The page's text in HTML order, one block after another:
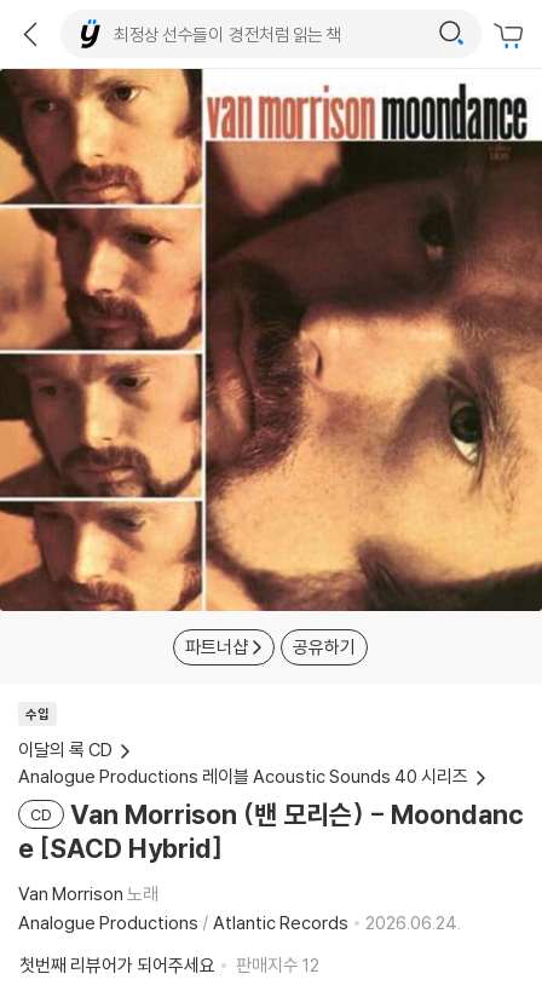
파트너샵 공유하기
수입
이달의 록 CD
Analogue Productions 레이블 Acoustic Sounds 40 시리즈
CD
Van Morrison (밴 모리슨) - Moondanc
e [SACD Hybrid]
Van Morrison 노래
Analogue Productions / Atlantic Records
2026.06.24.
첫번째 리뷰어가 되어주세요
판매지수 12